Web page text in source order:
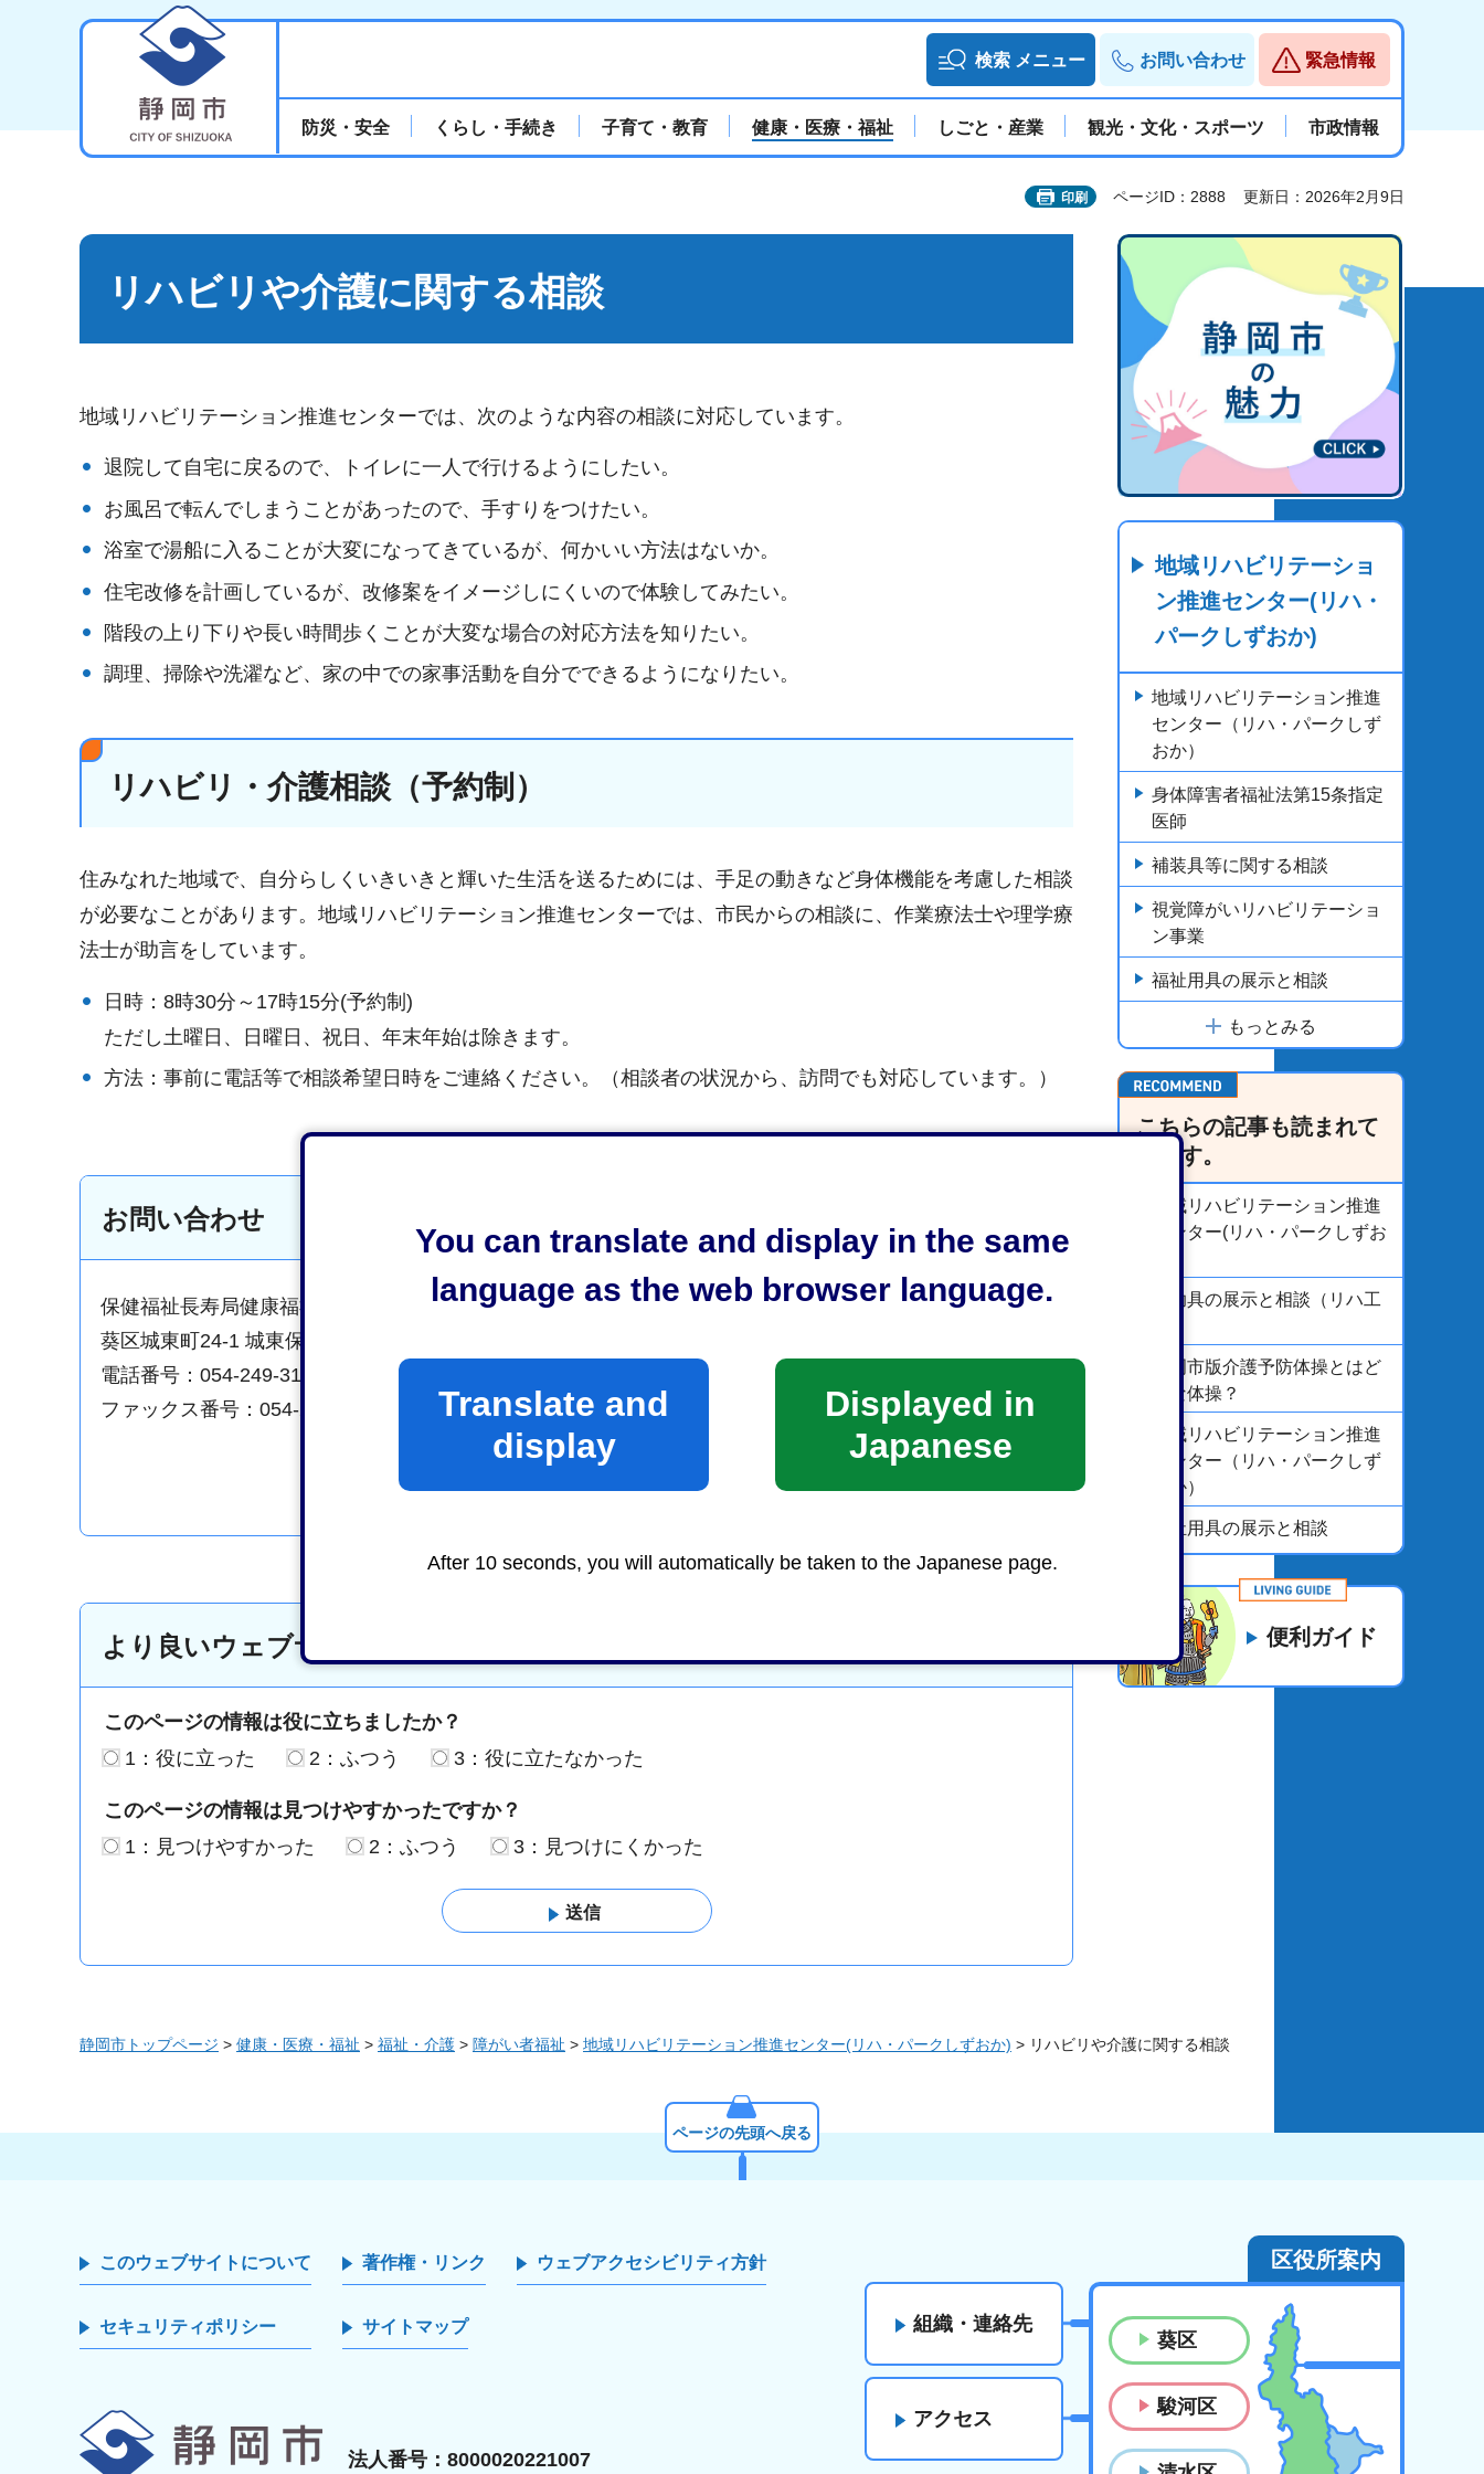
You can translate and display in the same
language as the web browser language.
Translate and
display
Displayed in
Japanese
After 10 seconds, you will automatically be taken to the Japanese page.
検索 メニュー お問い合わせ 緊急情報
防災・安全 くらし・手続き 子育て・教育 健康・医療・福祉 しごと・産業 観光・文化・スポーツ 市政情報
印刷 ページID：2888 更新日：2026年2月9日
リハビリや介護に関する相談
地域リハビリテーション推進センターでは、次のような内容の相談に対応しています。
退院して自宅に戻るので、トイレに一人で行けるようにしたい。
お風呂で転んでしまうことがあったので、手すりをつけたい。
浴室で湯船に入ることが大変になってきているが、何かいい方法はないか。
住宅改修を計画しているが、改修案をイメージしにくいので体験してみたい。
階段の上り下りや長い時間歩くことが大変な場合の対応方法を知りたい。
調理、掃除や洗濯など、家の中での家事活動を自分でできるようになりたい。
リハビリ・介護相談（予約制）
住みなれた地域で、自分らしくいきいきと輝いた生活を送るためには、手足の動きなど身体機能を考慮した相談
が必要なことがあります。地域リハビリテーション推進センターでは、市民からの相談に、作業療法士や理学療
法士が助言をしています。
日時：8時30分～17時15分(予約制)
ただし土曜日、日曜日、祝日、年末年始は除きます。
方法：事前に電話等で相談希望日時をご連絡ください。（相談者の状況から、訪問でも対応しています。）
お問い合わせ
保健福祉長寿局健康福祉部地域リハビリテーション推進センター地域リハビリ係
葵区城東町24-1 城東保健福祉エリア 保健福祉複合棟2階
電話番号：054-249-3182
ファックス番号：054-209-0103
より良いウェブサイトにするためにみなさまのご意見をお聞かせください
このページの情報は役に立ちましたか？
1：役に立った
2：ふつう 3：役に立たなかった
このページの情報は見つけやすかったですか？
1：見つけやすかった
2：ふつう 3：見つけにくかった
地域リハビリテーショ
ン推進センター(リハ・
パークしずおか)
地域リハビリテーション推進
センター（リハ・パークしず
おか）
身体障害者福祉法第15条指定
医師
補装具等に関する相談
視覚障がいリハビリテーショ
ン事業
福祉用具の展示と相談
もっとみる
こちらの記事も読まれて
います。
地域リハビリテーション推進
センター(リハ・パークしずお
自助具の展示と相談（リハ工
静岡市版介護予防体操とはど
んな体操？
地域リハビリテーション推進
センター（リハ・パークしず
おか）
福祉用具の展示と相談
便利ガイド
静岡市トップページ > 健康・医療・福祉 > 福祉・介護 > 障がい者福祉 > 地域リハビリテーション推進センター(リハ・パークしずおか) > リハビリや介護に関する相談
ページの先頭へ戻る
このウェブサイトについて 著作権・リンク ウェブアクセシビリティ方針
セキュリティポリシー サイトマップ
法人番号：8000020221007
組織・連絡先
アクセス
区役所案内
葵区
駿河区